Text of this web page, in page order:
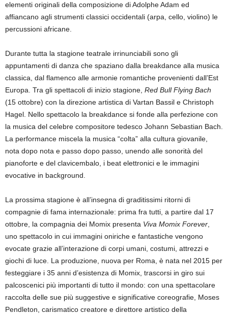
elementi originali della composizione di Adolphe Adam ed
affiancano agli strumenti classici occidentali (arpa, cello, violino) le
percussioni africane.
Durante tutta la stagione teatrale irrinunciabili sono gli
appuntamenti di danza che spaziano dalla breakdance alla musica
classica, dal flamenco alle armonie romantiche provenienti dall’Est
Europa. Tra gli spettacoli di inizio stagione, Red Bull Flying Bach
(15 ottobre) con la direzione artistica di Vartan Bassil e Christoph
Hagel. Nello spettacolo la breakdance si fonde alla perfezione con
la musica del celebre compositore tedesco Johann Sebastian Bach.
La performance miscela la musica “colta” alla cultura giovanile,
nota dopo nota e passo dopo passo, unendo alle sonorità del
pianoforte e del clavicembalo, i beat elettronici e le immagini
evocative in background.
La prossima stagione è all’insegna di graditissimi ritorni di
compagnie di fama internazionale: prima fra tutti, a partire dal 17
ottobre, la compagnia dei Momix presenta Viva Momix Forever
uno spettacolo in cui immagini oniriche e fantastiche vengono
evocate grazie all’interazione di corpi umani, costumi, attrezzi e
giochi di luce. La produzione, nuova per Roma, è nata nel 2015 per
festeggiare i 35 anni d’esistenza di Momix, trascorsi in giro sui
palcoscenici più importanti di tutto il mondo: con una spettacolare
raccolta delle sue più suggestive e significative coreografie, Moses
Pendleton, carismatico creatore e direttore artistico della